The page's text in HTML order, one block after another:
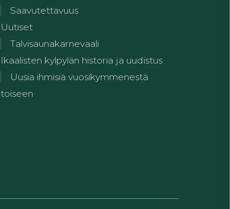
Saavutettavuus
Uutiset
Talvisaunakarnevaali
Ikaalisten kylpylän historia ja uudistus
Uusia ihmisiä vuosikymmenestä
toiseen